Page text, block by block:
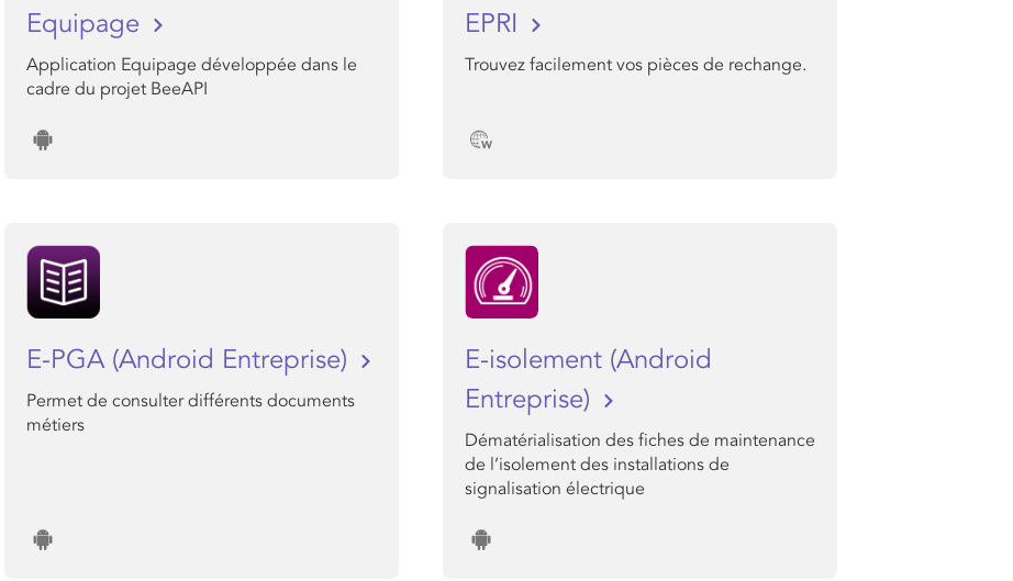
Equipage
Application Equipage développée dans le
cadre du projet BeeAPI
EPRI
Trouvez facilement vos pièces de rechange.
E-PGA (Android Entreprise)
Permet de consulter différents documents
métiers
E-isolement (Android
Entreprise)
Dématérialisation des fiches de maintenance
de l’isolement des installations de
signalisation électrique